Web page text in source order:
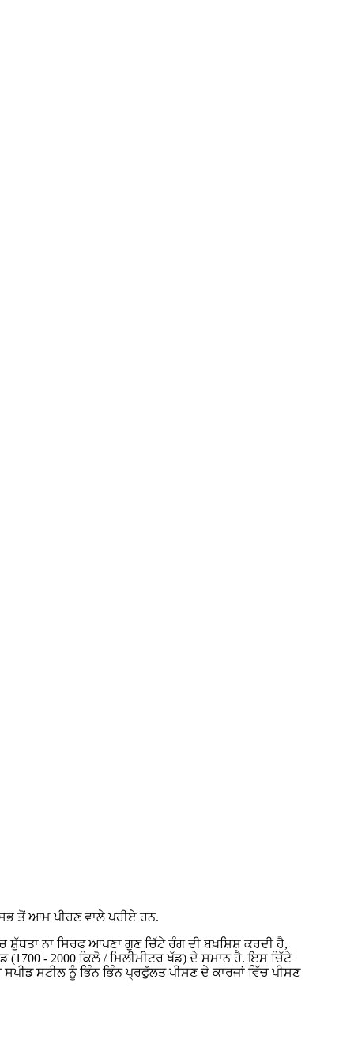
ਤੋਂ ਆਮ ਪੀਹਣ ਵਾਲੇ ਪਹੀਏ ਹਨ.
ਨਾ ਸਿਰਫ ਆਪਣਾ ਗੁਣ ਚਿੱਟੇ ਰੰਗ ਦੀ ਬਖ਼ਸ਼ਿਸ਼ ਕਰਦੀ ਹੈ,
- 2000 ਕਿਲੋ / ਮਿਲੀਮੀਟਰ ਖੱਡ) ਦੇ ਸਮਾਨ ਹੈ. ਇਸ ਚਿੱਟੇ
ਸਟੀਲ ਨੂੰ ਭਿੰਨ ਭਿੰਨ ਪ੍ਰਫੁੱਲਤ ਪੀਸਣ ਦੇ ਕਾਰਜਾਂ ਵਿੱਚ ਪੀਸਣ